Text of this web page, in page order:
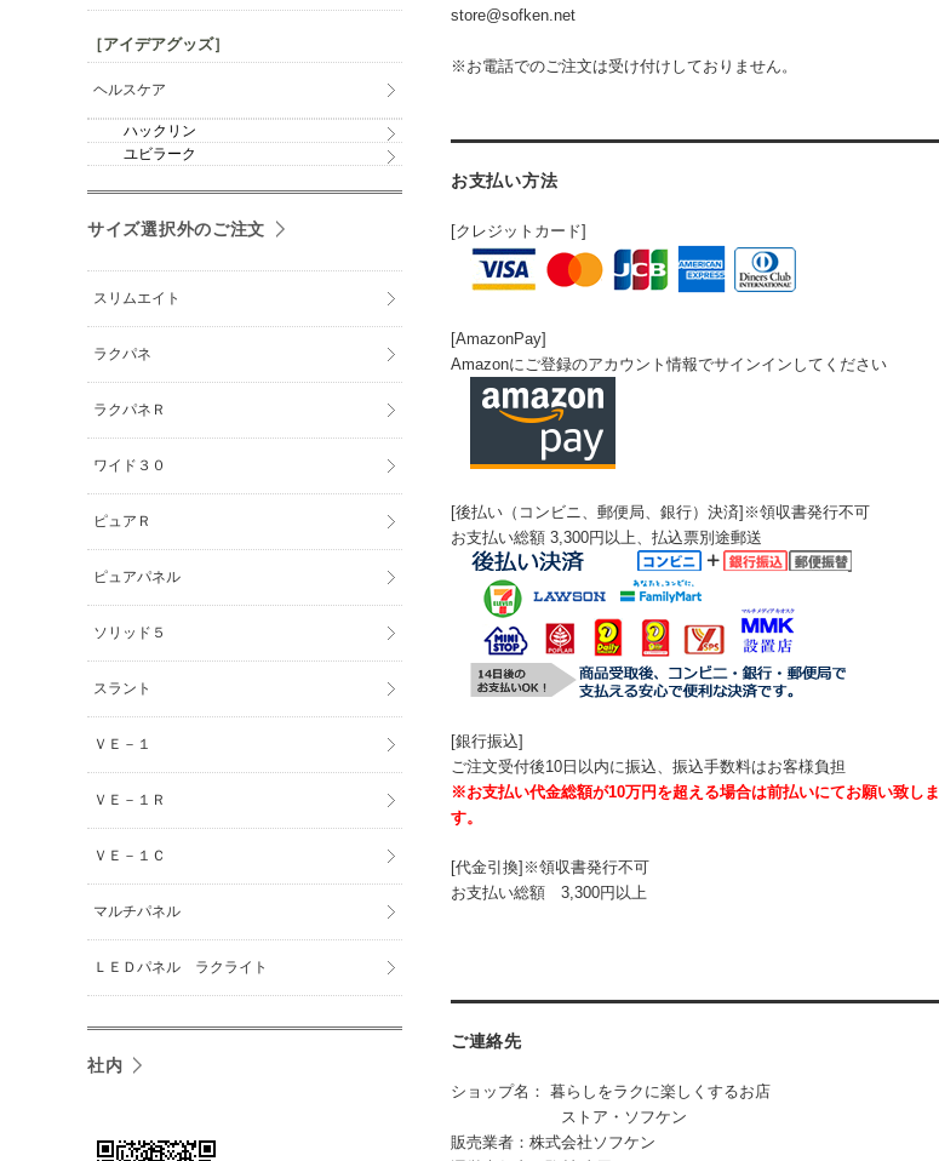
store@sofken.net
※お電話でのご注文は受け付けしておりません。
お支払い方法
[クレジットカード]
[AmazonPay]
Amazonにご登録のアカウント情報でサインインしてください
[後払い（コンビニ、郵便局、銀行）決済]※領収書発行不可
お支払い総額 3,300円以上、払込票別途郵送
[銀行振込]
ご注文受付後10日以内に振込、振込手数料はお客様負担
※お支払い代金総額が10万円を超える場合は前払いにてお願い致しま
す。
[代金引換]※領収書発行不可
お支払い総額 3,300円以上
ご連絡先
ショップ名： 暮らしをラクに楽しくするお店
ストア・ソフケン
販売業者：株式会社ソフケン
［アイデアグッズ］
ヘルスケア
ハックリン
ユビラーク
サイズ選択外のご注文
スリムエイト
ラクパネ
ラクパネＲ
ワイド３０
ピュアＲ
ピュアパネル
ソリッド５
スラント
ＶＥ－１
ＶＥ－１Ｒ
ＶＥ－１Ｃ
マルチパネル
ＬＥＤパネル ラクライト
社内